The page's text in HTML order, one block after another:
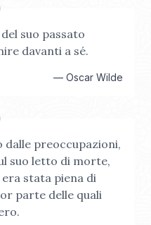
suo passato
davanti a sé.
— Oscar Wilde
preoccupazioni,
suo letto di morte,
stata piena di
parte delle quali